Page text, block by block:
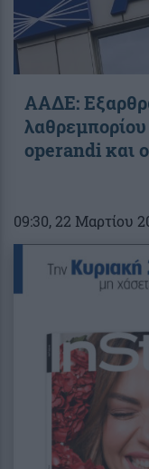
ΑΑΔΕ:
operandi και
09:30, 22 Μαρτίου